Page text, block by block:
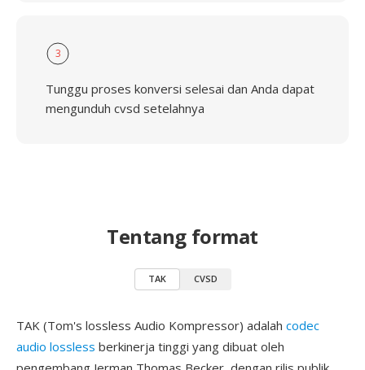
3
Tunggu proses konversi selesai dan Anda dapat
mengunduh cvsd setelahnya
Tentang format
TAK CVSD
TAK (Tom's lossless Audio Kompressor) adalah codec
audio lossless berkinerja tinggi yang dibuat oleh